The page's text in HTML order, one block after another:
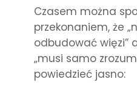
Czasem można
przekonaniem, że
odbudować więzi”
„musi samo
powiedzieć jasno: